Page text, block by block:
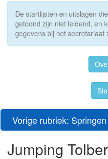
De startlijsten en uitslagen
getoond zijn niet leidend, en
gegevens bij het secretariaat
Vorige rubriek:
Jumping